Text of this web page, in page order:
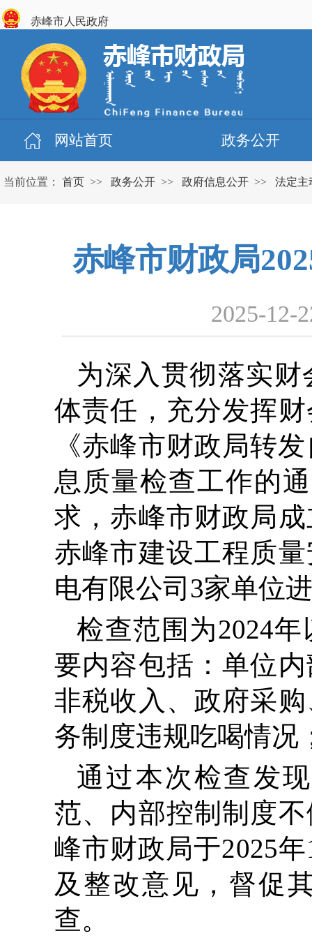
赤峰市人民政府
网站首页 政务公开
当前位置： 首页 >> 政务公开 >> 政府信息公开 >> 法定主
赤峰市财政局
2025-12-
为深入贯彻落实
体责任，充分发挥
《赤峰市财政局转
息质量检查工作的
求，赤峰市财政局
赤峰市建设工程质
电有限公司3家单位
检查范围为2024
要内容包括：单位
非税收入、政府采
务制度违规吃喝情况
通过本次检查发
范、内部控制制度
峰市财政局于2025
及整改意见，督促
查。